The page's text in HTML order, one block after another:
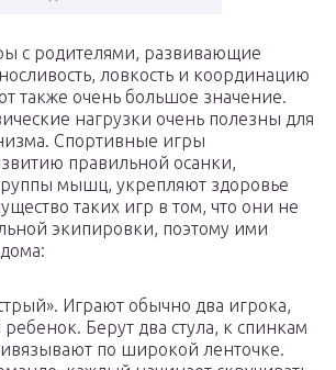
с родителями, развивающие
ловкость и координацию
также очень большое значение.
нагрузки очень полезны для
Спортивные игры
правильной осанки,
мышц, укрепляют здоровье
таких игр в том, что они не
экипировки, поэтому ими
Играют обычно два игрока,
Берут два стула, к спинкам
по широкой ленточке.